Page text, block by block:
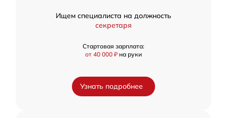
Ищем специалиста на должность
секретаря
Стартовая зарплата:
от 40 000 ₽ на руки
Узнать подробнее